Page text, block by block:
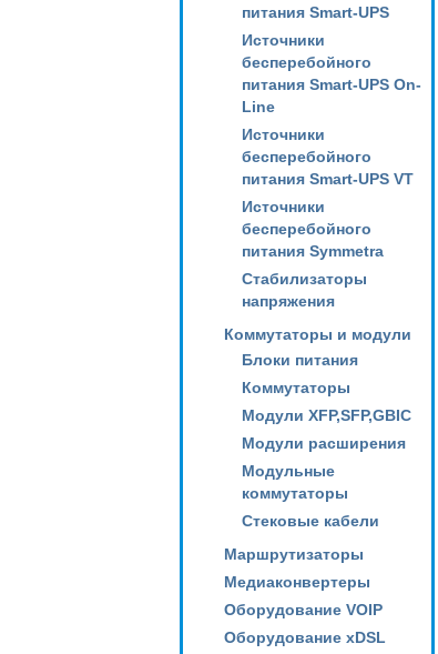
питания Smart-UPS
Источники
бесперебойного
питания Smart-UPS On-
Line
Источники
бесперебойного
питания Smart-UPS VT
Источники
бесперебойного
питания Symmetra
Стабилизаторы
напряжения
Коммутаторы и модули
Блоки питания
Коммутаторы
Модули XFP,SFP,GBIC
Модули расширения
Модульные
коммутаторы
Стековые кабели
Маршрутизаторы
Медиаконвертеры
Оборудование VOIP
Оборудование xDSL